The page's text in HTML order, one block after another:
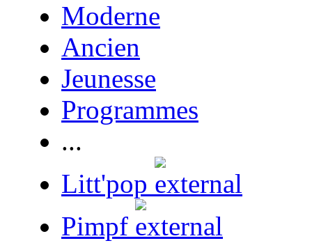
Moderne
Ancien
Jeunesse
Programmes
...
Litt'pop
Pimpf